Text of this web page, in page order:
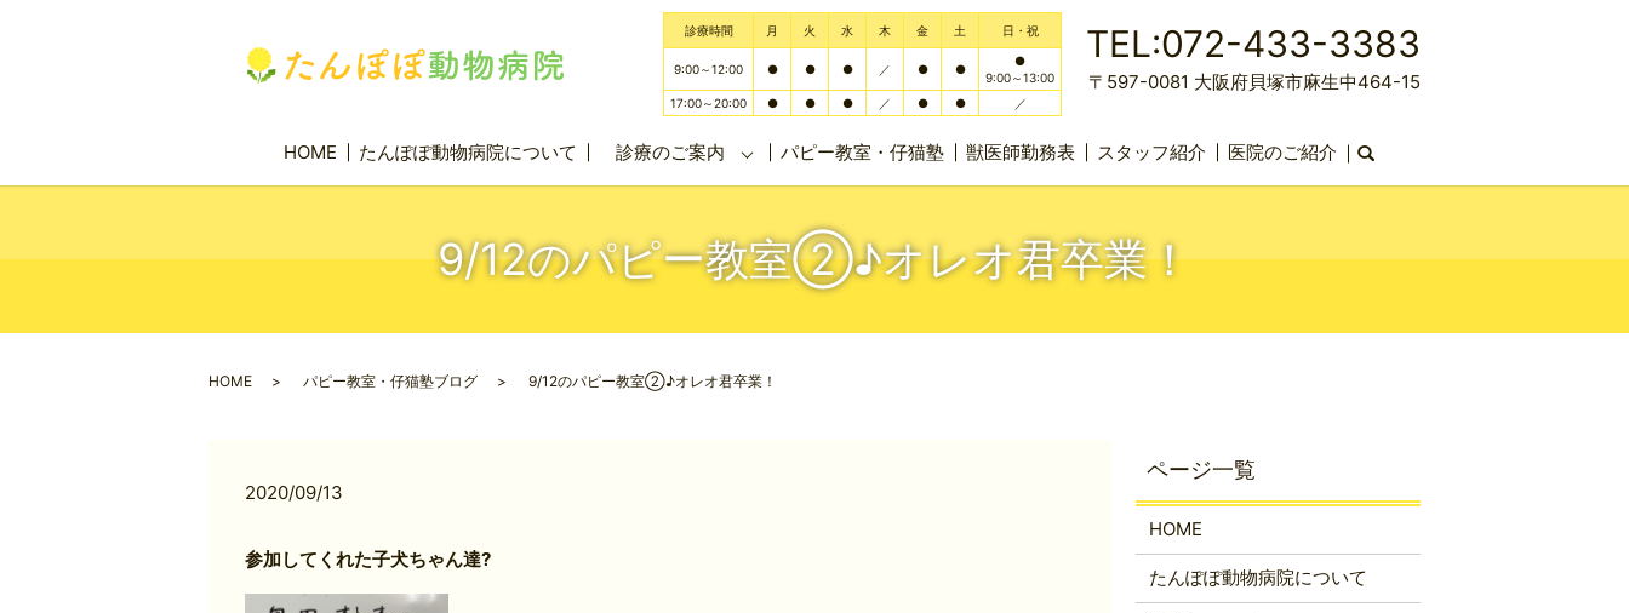
HOME たんぽぽ動物病院について 診療のご案内 パピー教室・仔猫塾 獣医師勤務表 スタッフ紹介 医院のご紹介 search
診療時間 月 火 水 木 金 土 日・祝
9:00～12:00 ● ● ● ／ ● ●
●
9:00～13:00
17:00～20:00
● ● ● ／ ● ● ／
TEL:072-433-3383
〒597-0081 大阪府貝塚市麻生中464-15
9/12のパピー教室②♪オレオ君卒業！
HOME パピー教室・仔猫塾ブログ 9/12のパピー教室②♪オレオ君卒業！
2020/09/13
参加してくれた子犬ちゃん達?
HOME
たんぽぽ動物病院について